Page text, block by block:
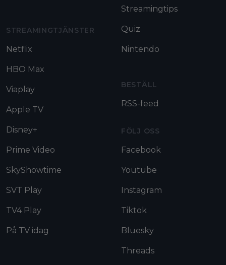
STREAMINGTJÄNSTER
Netflix
HBO Max
Viaplay
Apple TV
Disney+
Prime Video
SkyShowtime
SVT Play
TV4 Play
På TV idag
Streamingtips
Quiz
Nintendo
BESTÄLL
RSS-feed
FÖLJ OSS
Facebook
Youtube
Instagram
Tiktok
Bluesky
Threads